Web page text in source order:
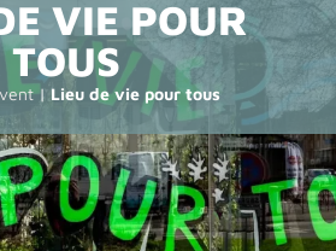
VIE POUR
TOUS
|Lieu de vie pour tous